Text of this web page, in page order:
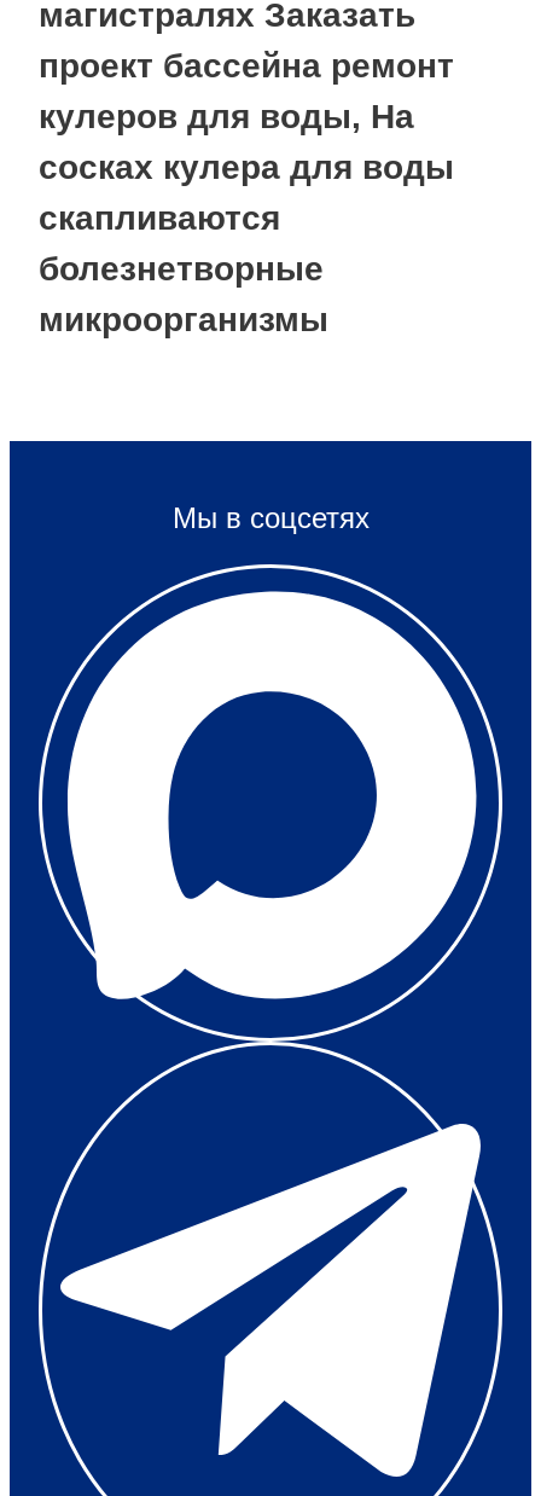
магистралях Заказать
проект бассейна ремонт
кулеров для воды, На
сосках кулера для воды
скапливаются
болезнетворные
микроорганизмы
Мы в соцсетях